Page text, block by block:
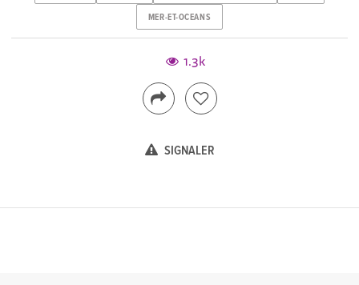
MER-ET-OCEANS
1.3k
SIGNALER